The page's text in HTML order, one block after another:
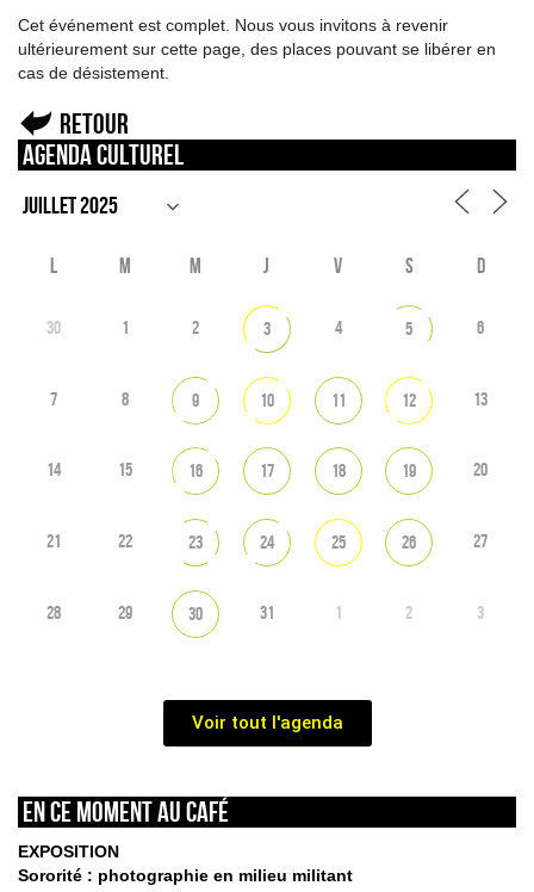
Cet événement est complet. Nous vous invitons à revenir
ultérieurement sur cette page, des places pouvant se libérer en
cas de désistement.
Retour
Agenda culturel
L M M J V S D
30 1 2 3 4 5 6
7 8 9 10 11 12 13
14 15 16 17 18 19 20
21 22 23 24 25 26 27
28 29 30 31 1 2 3
Voir tout l'agenda
En ce moment au café
EXPOSITION
Sororité : photographie en milieu militant